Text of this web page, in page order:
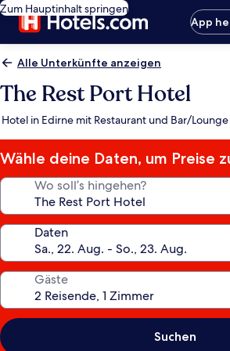
Zum Hauptinhalt springen
App
Alle Unterkünfte anzeigen
The Rest Port Hotel
Hotel in Edirne mit Restaurant und Bar/Lounge
Wähle deine Daten, um Preise
Wo soll’s hingehen?
Daten
Gäste
Suchen